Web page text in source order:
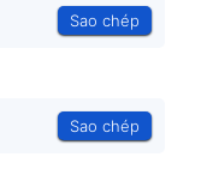
Sao chép
Sao chép